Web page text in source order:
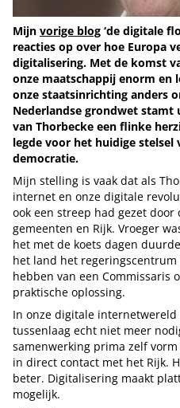
Mijn vorige blog ‘de digitale
reacties op over hoe Europa
digitalisering. Met de komst
onze maatschappij enorm en
onze staatsinrichting anders
Nederlandse grondwet stamt
van Thorbecke een flinke
legde voor het huidige stelsel
democratie.
Mijn stelling is vaak dat als
internet en onze digitale
ook een streep had gezet
gemeenten en Rijk. Vroeger
het met de koets dagen
het land het
hebben van een Commissaris
praktische oplossing.
In onze digitale internetwereld
tussenlaag echt niet meer
samenwerking prima zelf
in direct contact met het Rijk.
beter. Digitalisering maakt
mogelijk.